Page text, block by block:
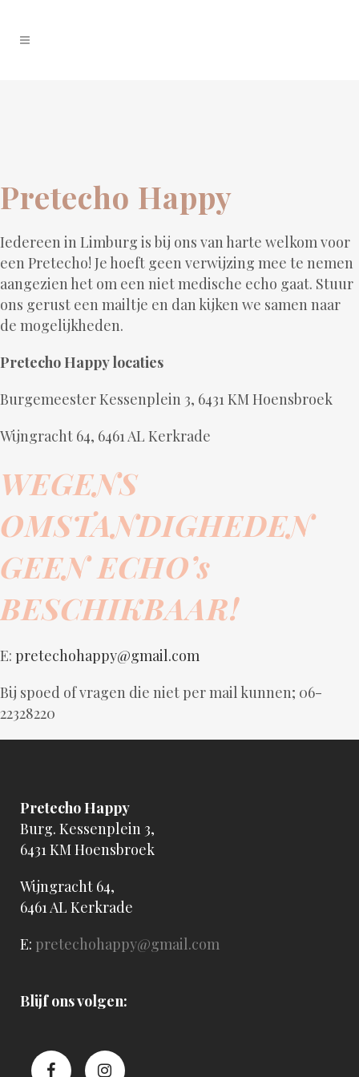
Pretecho Happy
Iedereen in Limburg is bij ons van harte welkom voor
een Pretecho! Je hoeft geen verwijzing mee te nemen
aangezien het om een niet medische echo gaat. Stuur
ons gerust een mailtje en dan kijken we samen naar
de mogelijkheden.
Pretecho Happy locaties
Burgemeester Kessenplein 3, 6431 KM Hoensbroek
Wijngracht 64, 6461 AL Kerkrade
WEGENS
OMSTANDIGHEDEN
GEEN ECHO’s
BESCHIKBAAR!
E: pretechohappy@gmail.com
Bij spoed of vragen die niet per mail kunnen; 06-
22328220
Pretecho Happy
Burg. Kessenplein 3,
6431 KM Hoensbroek
Wijngracht 64,
6461 AL Kerkrade
E: pretechohappy@gmail.com
Blijf ons volgen: